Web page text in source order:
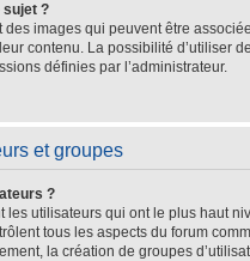
sujet ?
des images qui peuvent être
contenu. La possibilité d’utiliser
définies par l’administrateur.
et groupes
?
les utilisateurs qui ont le plus haut
tous les aspects du forum
la création de groupes